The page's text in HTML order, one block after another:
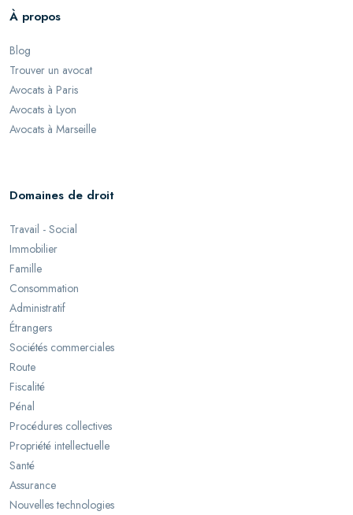
À propos
Blog
Trouver un avocat
Avocats à Paris
Avocats à Lyon
Avocats à Marseille
Domaines de droit
Travail - Social
Immobilier
Famille
Consommation
Administratif
Étrangers
Sociétés commerciales
Route
Fiscalité
Pénal
Procédures collectives
Propriété intellectuelle
Santé
Assurance
Nouvelles technologies